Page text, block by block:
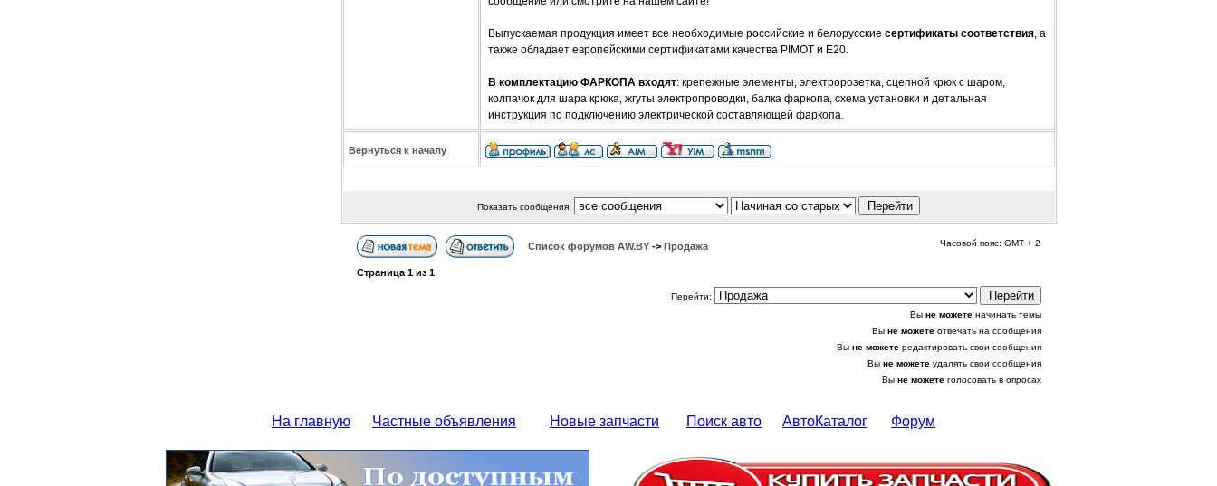
Выпускаемая продукция имеет все необходимые российские и белорусские сертификаты соответствия, а
также обладает европейскими сертификатами качества PIMOT и Е20.
В комплектацию ФАРКОПА входят: крепежные элементы, электророзетка, сцепной крюк с шаром,
колпачок для шара крюка, жгуты электропроводки, балка фаркопа, схема установки и детальная
инструкция по подключению электрической составляющей фаркопа.
Вернуться к началу
Показать сообщения:
Список форумов АW.BY -> Продажа Часовой пояс: GMT + 2
Страница 1 из 1
Перейти:
Вы не можете начинать темы
Вы не можете отвечать на сообщения
Вы не можете редактировать свои сообщения
Вы не можете удалять свои сообщения
Вы не можете голосовать в опросах
На главную Частные объявления Новые запчасти Поиск авто АвтоКаталог Форум